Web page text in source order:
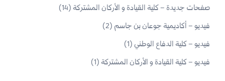
صفحات جديدة – كلية القيادة و الأركان المشتركة (14)
فيديو – أكاديمية جوعان بن جاسم (2)
فيديو – كلية الدفاع الوطني (1)
فيديو – كلية القيادة و الأركان المشتركة (1)